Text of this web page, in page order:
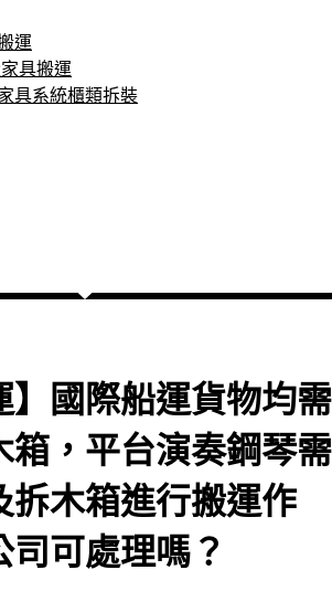
運
具搬運
具系統櫃類拆裝
】國際船運貨物均需
箱，平台演奏鋼琴需
拆木箱進行搬運作
司可處理嗎？